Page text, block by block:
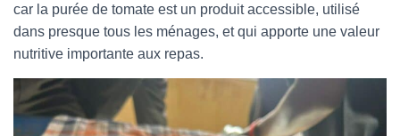
car la purée de tomate est un produit accessible, utilisé
dans presque tous les ménages, et qui apporte une valeur
nutritive importante aux repas.